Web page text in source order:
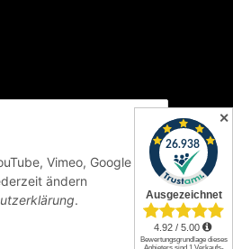
Vimeo, Google
ändern
.
✕